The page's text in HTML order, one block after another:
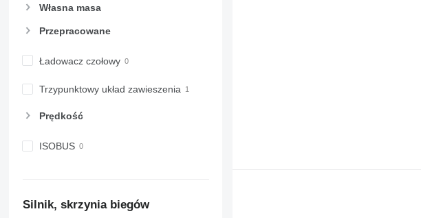
Własna masa
Przepracowane
Ładowacz czołowy
Trzypunktowy układ zawieszenia
Prędkość
ISOBUS
Silnik, skrzynia biegów